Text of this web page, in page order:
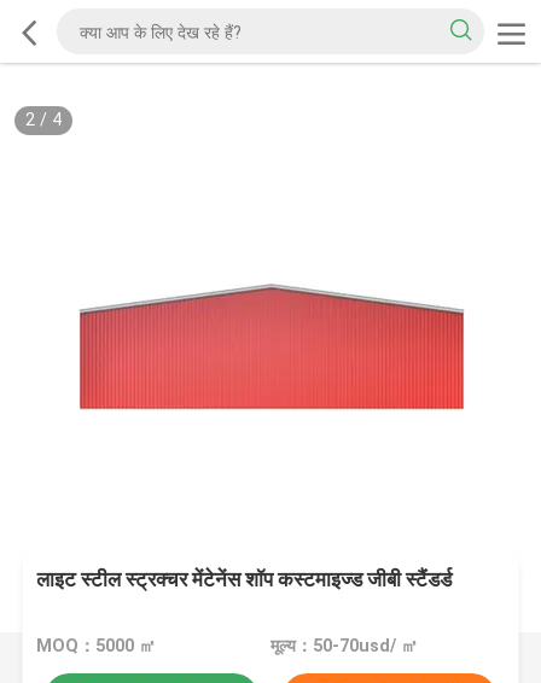
2/ 4
लाइट स्टील स्ट्रक्चर मेंटेनेंस शॉप कस्टमाइज्ड जीबी स्टैंडर्ड
MOQ：5000 ㎡ मूल्य：50-70usd/ ㎡